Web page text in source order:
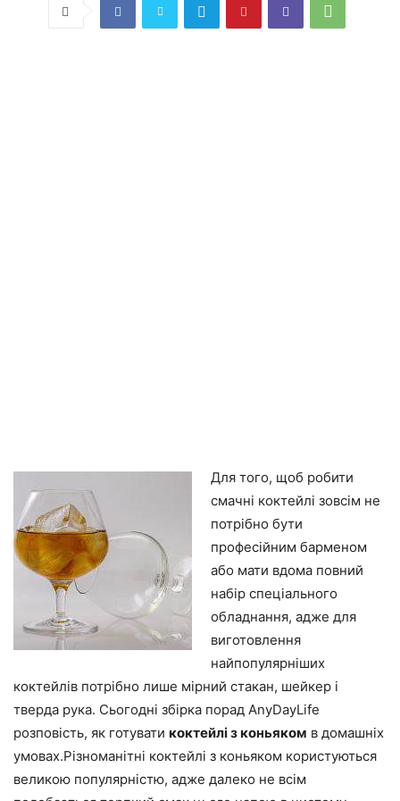
Для того, щоб робити
смачні коктейлі зовсім не
потрібно бути
професійним барменом
або мати вдома повний
набір спеціального
обладнання, адже для
виготовлення
найпопулярніших
коктейлів потрібно лише мірний стакан, шейкер і
тверда рука. Сьогодні збірка порад AnyDayLife
розповість, як готувати коктейлі з коньяком в домашніх
умовах.Різноманітні коктейлі з коньяком користуються
великою популярністю, адже далеко не всім